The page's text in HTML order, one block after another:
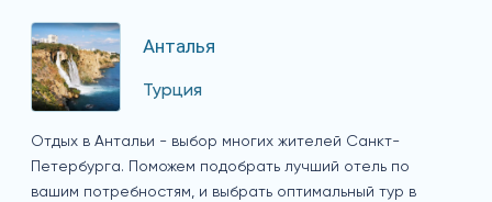
Анталья
Турция
Отдых в Антальи - выбор многих жителей Санкт-
Петербурга. Поможем подобрать лучший отель по
вашим потребностям, и выбрать оптимальный тур в